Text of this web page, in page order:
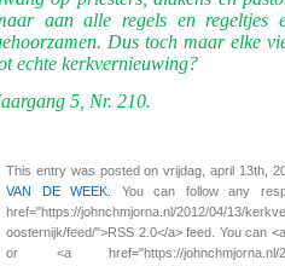
aan alle regels en regeltjes
Dus toch maar elke
echte kerkvernieuwing?
5, Nr. 210.
This entry was posted on vrijdag, april 13th,
VAN DE WEEK . You can follow any
href="https://johnchmjorna.nl/2012/04/13/
oosternijk/feed/">RSS 2.0</a> feed. You can
or <a href="https://johnchmjorna.nl/